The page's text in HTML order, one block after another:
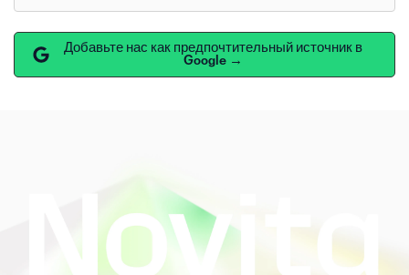
Добавьте нас как предпочтительный источник в
Google →